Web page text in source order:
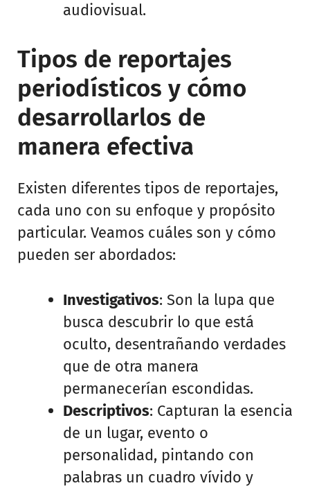
audiovisual.
Tipos de reportajes
periodísticos y cómo
desarrollarlos de
manera efectiva
Existen diferentes tipos de reportajes,
cada uno con su enfoque y propósito
particular. Veamos cuáles son y cómo
pueden ser abordados:
Investigativos: Son la lupa que
busca descubrir lo que está
oculto, desentrañando verdades
que de otra manera
permanecerían escondidas.
Descriptivos: Capturan la esencia
de un lugar, evento o
personalidad, pintando con
palabras un cuadro vívido y